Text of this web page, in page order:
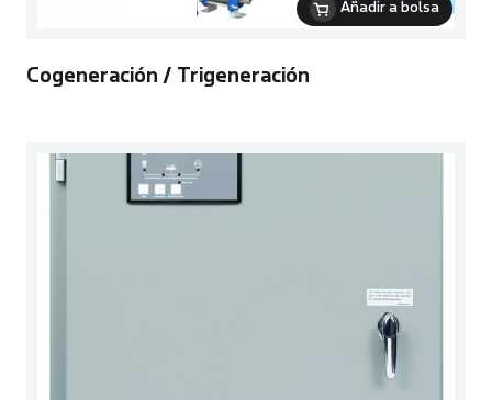
Añadir a bolsa
Cogeneración / Trigeneración